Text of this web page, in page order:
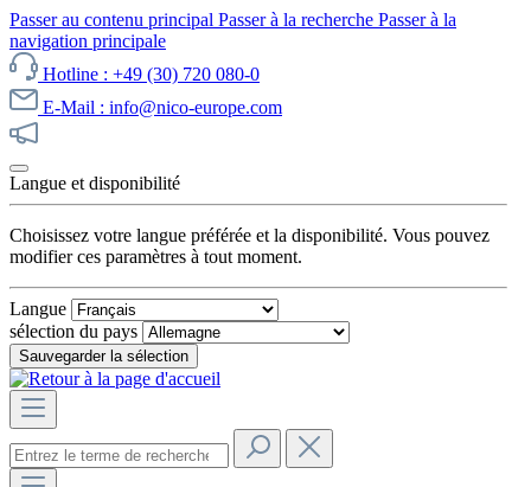
Passer au contenu principal Passer à la recherche Passer à la
navigation principale
Hotline : +49 (30) 720 080-0
E-Mail : info@nico-europe.com
Langue et disponibilité
Choisissez votre langue préférée et la disponibilité. Vous pouvez
modifier ces paramètres à tout moment.
Langue
sélection du pays
Sauvegarder la sélection